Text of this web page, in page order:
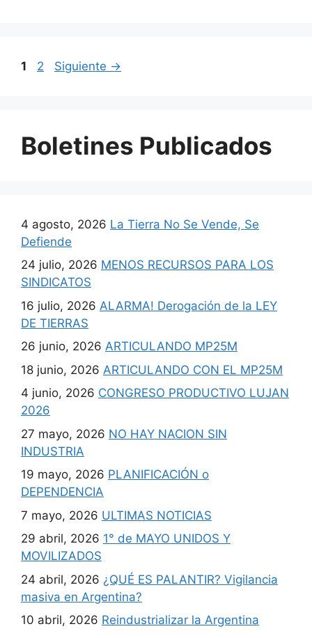
1 2 Siguiente →
Boletines Publicados
4 agosto, 2026 La Tierra No Se Vende, Se
Defiende
24 julio, 2026 MENOS RECURSOS PARA LOS
SINDICATOS
16 julio, 2026 ALARMA! Derogación de la LEY
DE TIERRAS
26 junio, 2026 ARTICULANDO MP25M
18 junio, 2026 ARTICULANDO CON EL MP25M
4 junio, 2026 CONGRESO PRODUCTIVO LUJAN
2026
27 mayo, 2026 NO HAY NACION SIN
INDUSTRIA
19 mayo, 2026 PLANIFICACIÓN o
DEPENDENCIA
7 mayo, 2026 ULTIMAS NOTICIAS
29 abril, 2026 1° de MAYO UNIDOS Y
MOVILIZADOS
24 abril, 2026 ¿QUÉ ES PALANTIR? Vigilancia
masiva en Argentina?
10 abril, 2026 Reindustrializar la Argentina